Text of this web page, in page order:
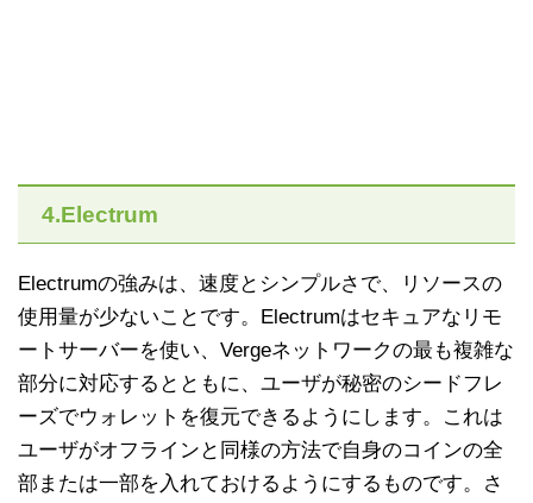
4.Electrum
Electrumの強みは、速度とシンプルさで、リソースの
使用量が少ないことです。Electrumはセキュアなリモ
ートサーバーを使い、Vergeネットワークの最も複雑な
部分に対応するとともに、ユーザが秘密のシードフレ
ーズでウォレットを復元できるようにします。これは
ユーザがオフラインと同様の方法で自身のコインの全
部または一部を入れておけるようにするものです。さ